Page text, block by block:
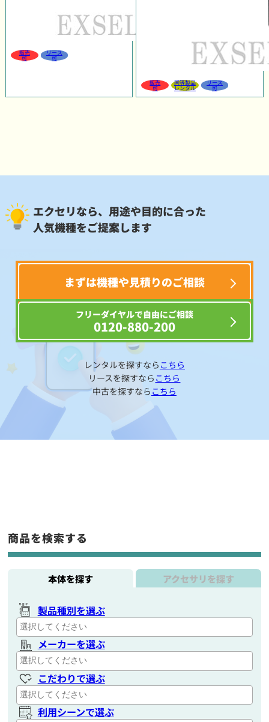
販売
可
リース
可
販売
可
同等製品
レンタル
リース
可
エクセリなら、用途や目的に合った
人気機種をご提案します
まずは機種や見積りのご相談
フリーダイヤルで自由にご相談
0120-880-200
レンタルを探すなら こちら
リースを探すなら こちら
中古を探すなら こちら
商品を検索する
本体を探す アクセサリを探す
製品種別を選ぶ
メーカーを選ぶ
こだわりで選ぶ
利用シーンで選ぶ